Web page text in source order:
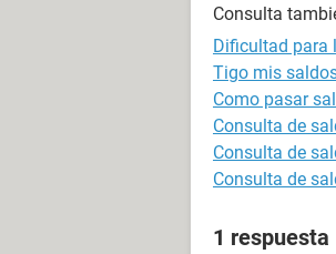
Consulta
Dificultad para
Tigo mis
Como pasar
Consulta de
Consulta de
Consulta de
1 respuesta